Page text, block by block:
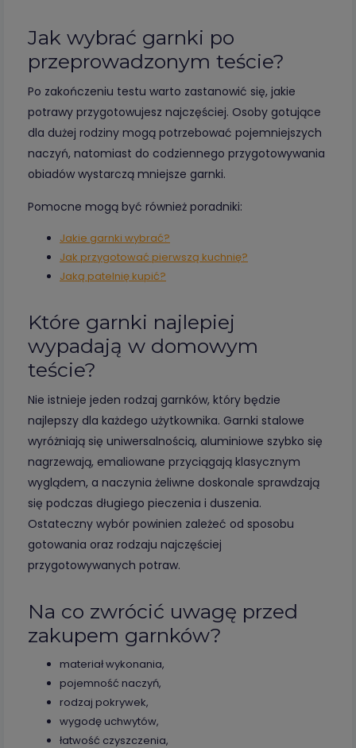
Jak wybrać garnki po
przeprowadzonym teście?
Po zakończeniu testu warto zastanowić się, jakie
potrawy przygotowujesz najczęściej. Osoby gotujące
dla dużej rodziny mogą potrzebować pojemniejszych
naczyń, natomiast do codziennego przygotowywania
obiadów wystarczą mniejsze garnki.
Pomocne mogą być również poradniki:
Jakie garnki wybrać?
Jak przygotować pierwszą kuchnię?
Jaką patelnię kupić?
Które garnki najlepiej
wypadają w domowym
teście?
Nie istnieje jeden rodzaj garnków, który będzie
najlepszy dla każdego użytkownika. Garnki stalowe
wyróżniają się uniwersalnością, aluminiowe szybko się
nagrzewają, emaliowane przyciągają klasycznym
wyglądem, a naczynia żeliwne doskonale sprawdzają
się podczas długiego pieczenia i duszenia.
Ostateczny wybór powinien zależeć od sposobu
gotowania oraz rodzaju najczęściej
przygotowywanych potraw.
Na co zwrócić uwagę przed
zakupem garnków?
materiał wykonania,
pojemność naczyń,
rodzaj pokrywek,
wygodę uchwytów,
łatwość czyszczenia,